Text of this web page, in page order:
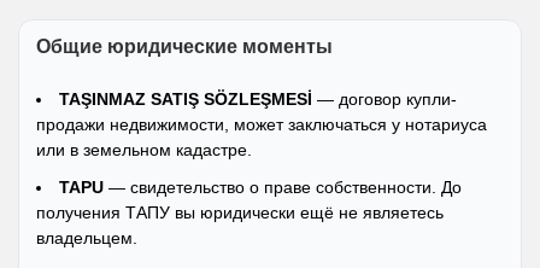
Общие юридические моменты
TAŞINMAZ SATIŞ SÖZLEŞMESİ — договор купли-
продажи недвижимости, может заключаться у нотариуса
или в земельном кадастре.
TAPU — свидетельство о праве собственности. До
получения ТАПУ вы юридически ещё не являетесь
владельцем.